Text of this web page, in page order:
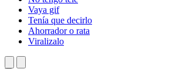
Vaya gif
Tenía que decirlo
Ahorrador o rata
Viralizalo